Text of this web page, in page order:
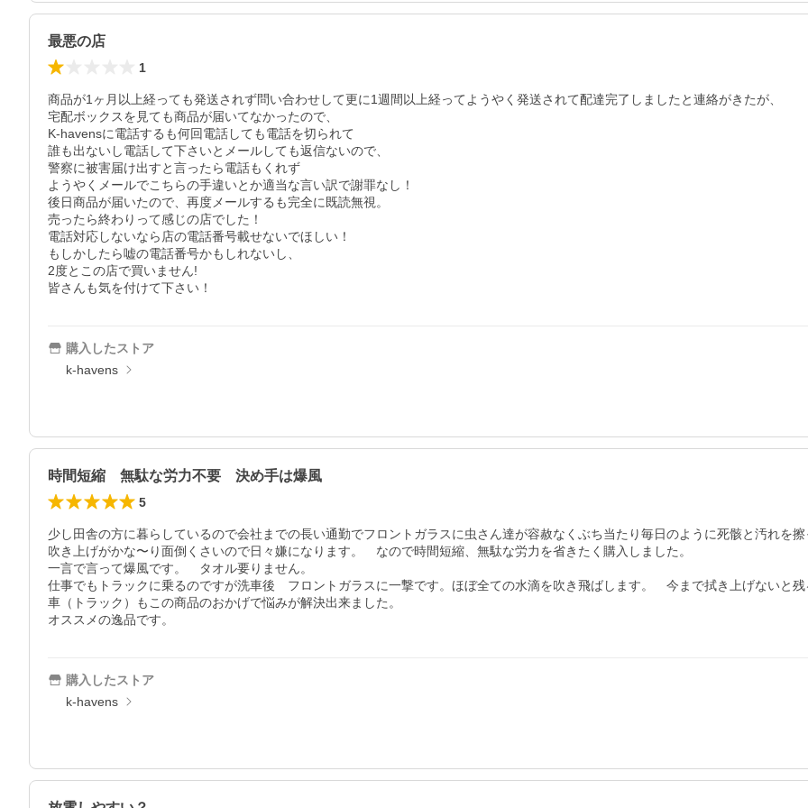
最悪の店
1
商品が1ヶ月以上経っても発送されず問い合わせして更に1週間以上経ってようやく発送されて配達完了しましたと連絡がきたが、
宅配ボックスを見ても商品が届いてなかったので、
K-havensに電話するも何回電話しても電話を切られて
誰も出ないし電話して下さいとメールしても返信ないので、
警察に被害届け出すと言ったら電話もくれず
ようやくメールでこちらの手違いとか適当な言い訳で謝罪なし！
後日商品が届いたので、再度メールするも完全に既読無視。
売ったら終わりって感じの店でした！
電話対応しないなら店の電話番号載せないでほしい！
もしかしたら嘘の電話番号かもしれないし、
2度とこの店で買いません!
皆さんも気を付けて下さい！
購入したストア
k-havens
時間短縮 無駄な労力不要 決め手は爆風
5
少し田舎の方に暮らしているので会社までの長い通勤でフロントガラスに虫さん達が容赦なくぶち当たり毎日のように死骸と汚れを
吹き上げがかな〜り面倒くさいので日々嫌になります。　なので時間短縮、無駄な労力を省きたく購入しました。
一言で言って爆風です。　タオル要りません。
仕事でもトラックに乗るのですが洗車後　フロントガラスに一撃です。ほぼ全ての水滴を吹き飛ばします。　今まで拭き上げないと
車（トラック）もこの商品のおかげで悩みが解決出来ました。
オススメの逸品です。
購入したストア
k-havens